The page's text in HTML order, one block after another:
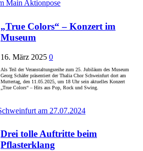
„True Colors“ – Konzert im
Museum
16. März 2025 0
Als Teil der Veranstaltungsreihe zum 25. Jubiläum des Museum
Georg Schäfer präsentiert der Thalia Chor Schweinfurt dort am
Muttertag, den 11.05.2025, um 18 Uhr sein aktuelles Konzert
„True Colors“ – Hits aus Pop, Rock und Swing.
Drei tolle Auftritte beim
Pflasterklang